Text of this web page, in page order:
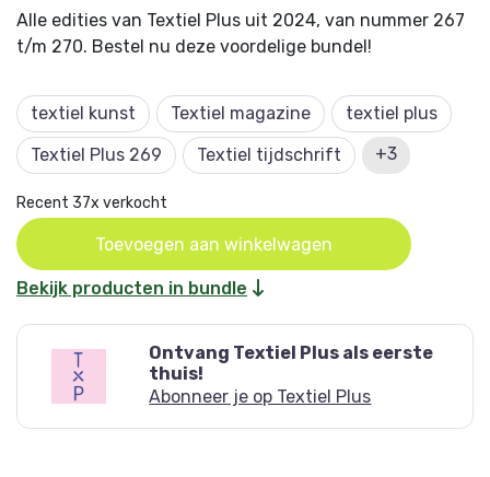
Alle edities van Textiel Plus uit 2024, van nummer 267
t/m 270. Bestel nu deze voordelige bundel!
textiel kunst Textiel magazine
textiel plus
Textiel Plus 269
Textiel tijdschrift +3
Recent 37x verkocht
Oorspronkelijke
prijs
was:
€ 39,96.
Huidige
prijs
is:
€ 24,99.
Toevoegen aan winkelwagen
Bekijk producten in bundle
Ontvang Textiel Plus als eerste
thuis!
Abonneer je op Textiel Plus